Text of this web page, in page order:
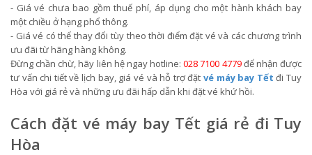
- Giá vé chưa bao gồm thuế phí, áp dụng cho một hành khách bay
một chiều ở hạng phổ thông.
- Giá vé có thể thay đổi tùy theo thời điểm đặt vé và các chương trình
ưu đãi từ hãng hàng không.
Đừng chần chừ, hãy liên hệ ngay hotline:028 7100 4779để nhận được
tư vấn chi tiết về lịch bay, giá vé và hỗ trợ đặt vé máy bay Tết đi Tuy
Hòa với giá rẻ và những ưu đãi hấp dẫn khi đặt vé khứ hồi.
Cách đặt vé máy bay Tết giá rẻ đi Tuy
Hòa